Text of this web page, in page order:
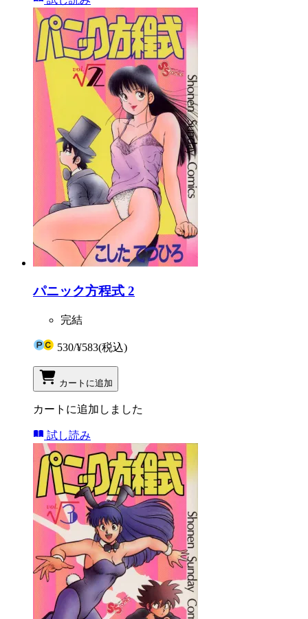
パニック方程式 2
完結
530/¥583(税込)
カートに追加
カートに追加しました
試し読み